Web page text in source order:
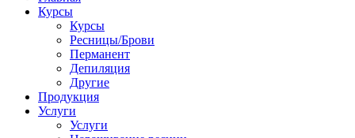
Курсы
Курсы
Ресницы/Брови
Перманент
Депиляция
Другие
Продукция
Услуги
Услуги